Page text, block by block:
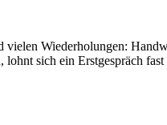
Wiederholungen:
sich ein Erstgespräch fast